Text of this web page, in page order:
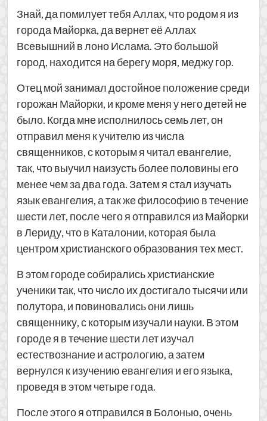
Знай, да помилует тебя Аллах, что родом я из
города Майорка, да вернет её Аллах
Всевышний в лоно Ислама. Это большой
город, находится на берегу моря, меджу гор.
Отец мой занимал достойное положение среди
горожан Майорки, и кроме меня у него детей не
было. Когда мне исполнилось семь лет, он
отправил меня к учителю из числа
священников, с которым я читал евангелие,
так, что выучил наизусть более половины его
менее чем за два года. Затем я стал изучать
язык евангелия, а так же философию в течение
шести лет, после чего я отправился из Майорки
в Лериду, что в Каталонии, которая была
центром христианского образования тех мест.
В этом городе собирались христианские
ученики так, что число их достигало тысячи или
полутора, и повиновались они лишь
священнику, с которым изучали науки. В этом
городе я в течение шести лет изучал
естествознание и астрологию, а затем
вернулся к изучению евангелия и его языка,
проведя в этом четыре года.
После этого я отправился в Болонью, очень